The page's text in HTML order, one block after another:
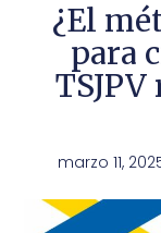
¿El
para
marzo 11,